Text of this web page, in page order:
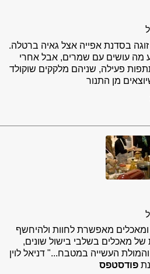
בסדנת אפייה אצל גאיה ברטלה.
מה עושים עם שמרים, אבל אחרי
פעילה, שניהם מלקקים שוקולד
מן התנור
מאפשרת לחוות ולהיחשף
של מאכלים בשלבי בישול שונים,
העשייה במטבח..." דניאל לוין
פודסטפס